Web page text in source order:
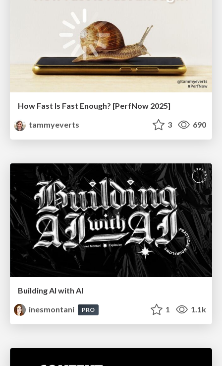
How Fast Is Fast Enough? [PerfNow 2025]
tammyeverts
3 690
Building AI with AI
inesmontani
PRO 1 1.1k